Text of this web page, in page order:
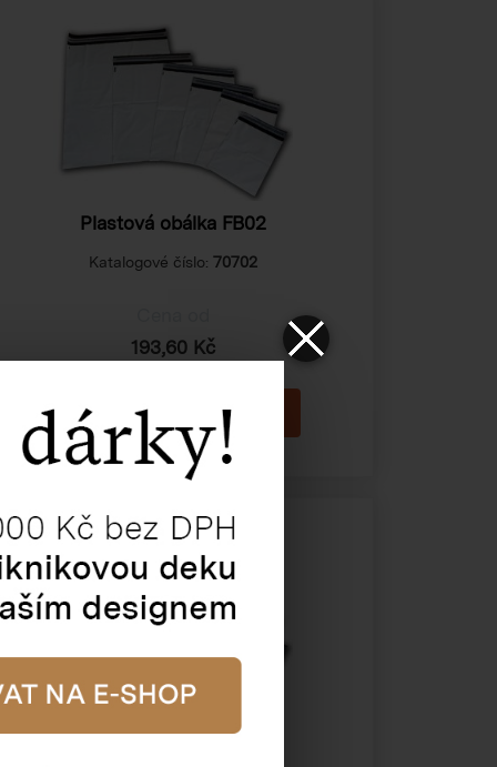
Plastová obálka FB02
Katalogové číslo: 70702
193,60 Kč
Plastová obálka FB05